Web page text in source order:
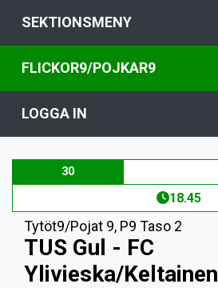
SEKTIONSMENY
FLICKOR9/POJKAR9
LOGGA IN
30
18.45
Tytöt9/Pojat 9, P9 Taso 2
TUS Gul - FC
Ylivieska/Keltainen